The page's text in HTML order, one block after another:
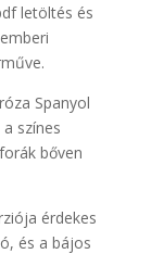
letöltés és
Spanyol
színes
bőven
érdekes
és a bájos